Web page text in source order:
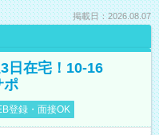
掲載日：2026.08.07
日在宅！10-16
ポ
登録・面接OK